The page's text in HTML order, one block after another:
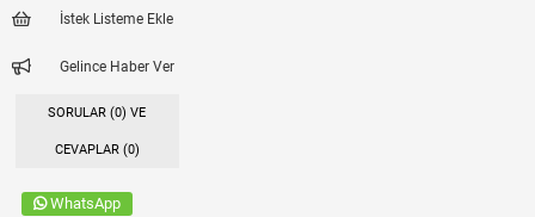
İstek Listeme Ekle
Gelince Haber Ver
SORULAR (0) VE
CEVAPLAR (0)
WhatsApp